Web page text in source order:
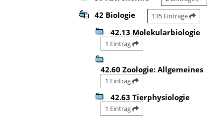
42 Biologie 135 Einträge
42.13 Molekularbiologie
1 Eintrag
42.60 Zoologie: Allgemeines
1 Eintrag
42.63 Tierphysiologie
1 Eintrag